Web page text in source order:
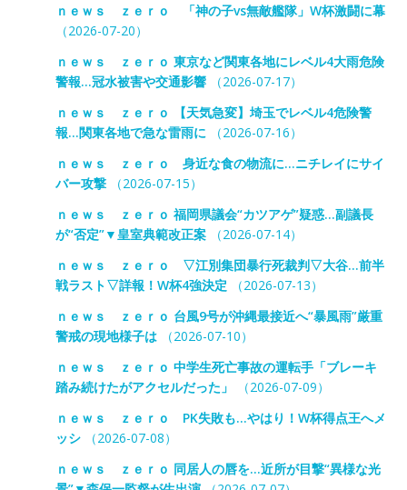
ｎｅｗｓ ｚｅｒｏ 「神の子vs無敵艦隊」W杯激闘に幕
（2026-07-20）
ｎｅｗｓ ｚｅｒｏ 東京など関東各地にレベル4大雨危険
警報…冠水被害や交通影響（2026-07-17）
ｎｅｗｓ ｚｅｒｏ 【天気急変】埼玉でレベル4危険警
報…関東各地で急な雷雨に （2026-07-16）
ｎｅｗｓ ｚｅｒｏ 身近な食の物流に…ニチレイにサイ
バー攻撃（2026-07-15）
ｎｅｗｓ ｚｅｒｏ 福岡県議会“カツアゲ”疑惑…副議長
が“否定”▼皇室典範改正案（2026-07-14）
ｎｅｗｓ ｚｅｒｏ ▽江別集団暴行死裁判▽大谷…前半
戦ラスト▽詳報！W杯4強決定 （2026-07-13）
ｎｅｗｓ ｚｅｒｏ 台風9号が沖縄最接近へ“暴風雨”厳重
警戒の現地様子は（2026-07-10）
ｎｅｗｓ ｚｅｒｏ 中学生死亡事故の運転手「ブレーキ
踏み続けたがアクセルだった」
（2026-07-09）
ｎｅｗｓ ｚｅｒｏ PK失敗も…やはり！W杯得点王へメ
ッシ（2026-07-08）
ｎｅｗｓ ｚｅｒｏ 同居人の唇を…近所が目撃“異様な光